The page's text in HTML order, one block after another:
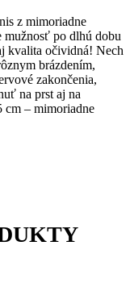
z mimoriadne
mužnosť po dlhú dobu
kvalita očividná! Nech
brázdením,
zakončenia,
na prst aj na
cm – mimoriadne